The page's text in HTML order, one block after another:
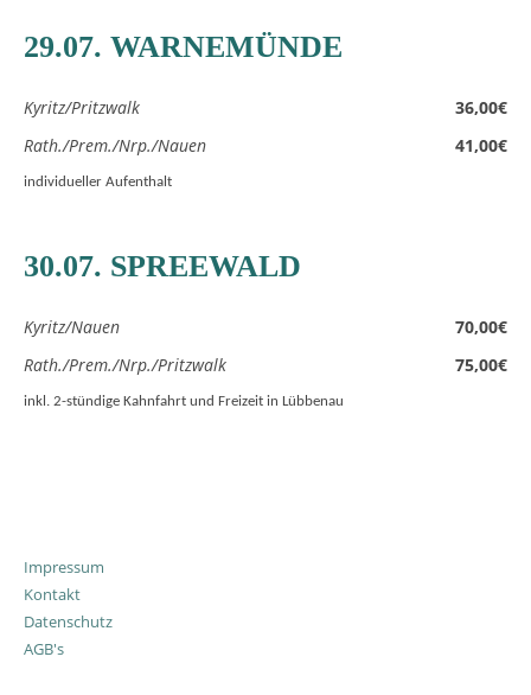
29.07. WARNEMÜNDE
Kyritz/Pritzwalk
36,00€
Rath./Prem./Nrp./Nauen
41,00€
individueller Aufenthalt
30.07. SPREEWALD
Kyritz/Nauen
70,00€
Rath./Prem./Nrp./Pritzwalk
75,00€
inkl. 2-stündige Kahnfahrt und Freizeit in Lübbenau
Impressum
Kontakt
Datenschutz
AGB's